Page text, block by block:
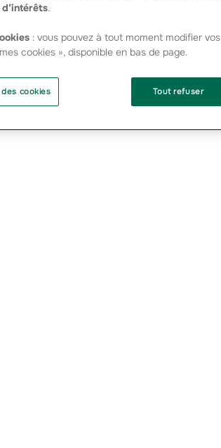
hommage à Jean-Michel Lemétayer - PDF -
.
: vous pouvez à tout moment modifier
cookies », disponible en bas de page.
des cookies Tout refuser